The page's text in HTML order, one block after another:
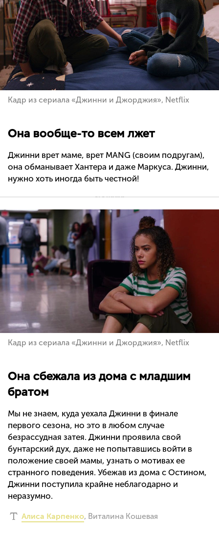
Кадр из сериала «Джинни и Джорджия», Netflix
Она вообще-то всем лжет
Джинни врет маме, врет MANG (своим подругам),
она обманывает Хантера и даже Маркуса. Джинни,
нужно хоть иногда быть честной!
Кадр из сериала «Джинни и Джорджия», Netflix
Она сбежала из дома с младшим
братом
Мы не знаем, куда уехала Джинни в финале
первого сезона, но это в любом случае
безрассудная затея. Джинни проявила свой
бунтарский дух, даже не попытавшись войти в
положение своей мамы, узнать о мотивах ее
странного поведения. Убежав из дома с Остином,
Джинни поступила крайне неблагодарно и
неразумно.
Алиса Карпенко, Виталина Кошевая